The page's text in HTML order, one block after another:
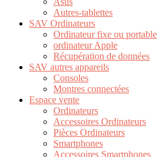
Autres-tablettes
SAV Ordinateurs
Ordinateur fixe ou portable
ordinateur Apple
Récupération de données
SAV autres appareils
Consoles
Montres connectées
Espace vente
Ordinateurs
Accessoires Ordinateurs
Pièces Ordinateurs
Smartphones
Accessoires Smartphones